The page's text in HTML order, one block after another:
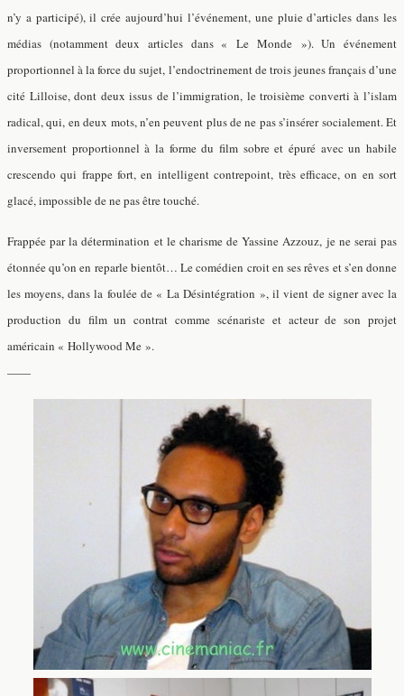
n’y a participé), il crée aujourd’hui l’événement, une pluie d’articles dans les
médias (notamment deux articles dans « Le Monde »). Un événement
proportionnel à la force du sujet, l’endoctrinement de trois jeunes français d’une
cité Lilloise, dont deux issus de l’immigration, le troisième converti à l’islam
radical, qui, en deux mots, n’en peuvent plus de ne pas s’insérer socialement. Et
inversement proportionnel à la forme du film sobre et épuré avec un habile
crescendo qui frappe fort, en intelligent contrepoint, très efficace, on en sort
glacé, impossible de ne pas être touché.
Frappée par la détermination et le charisme de Yassine Azzouz, je ne serai pas
étonnée qu’on en reparle bientôt… Le comédien croit en ses rêves et s’en donne
les moyens, dans la foulée de « La Désintégration », il vient de signer avec la
production du film un contrat comme scénariste et acteur de son projet
américain « Hollywood Me ».
——